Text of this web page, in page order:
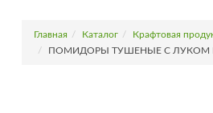
Главная Каталог
Крафтовая
ПОМИДОРЫ ТУШЕНЫЕ С ЛУКОМ